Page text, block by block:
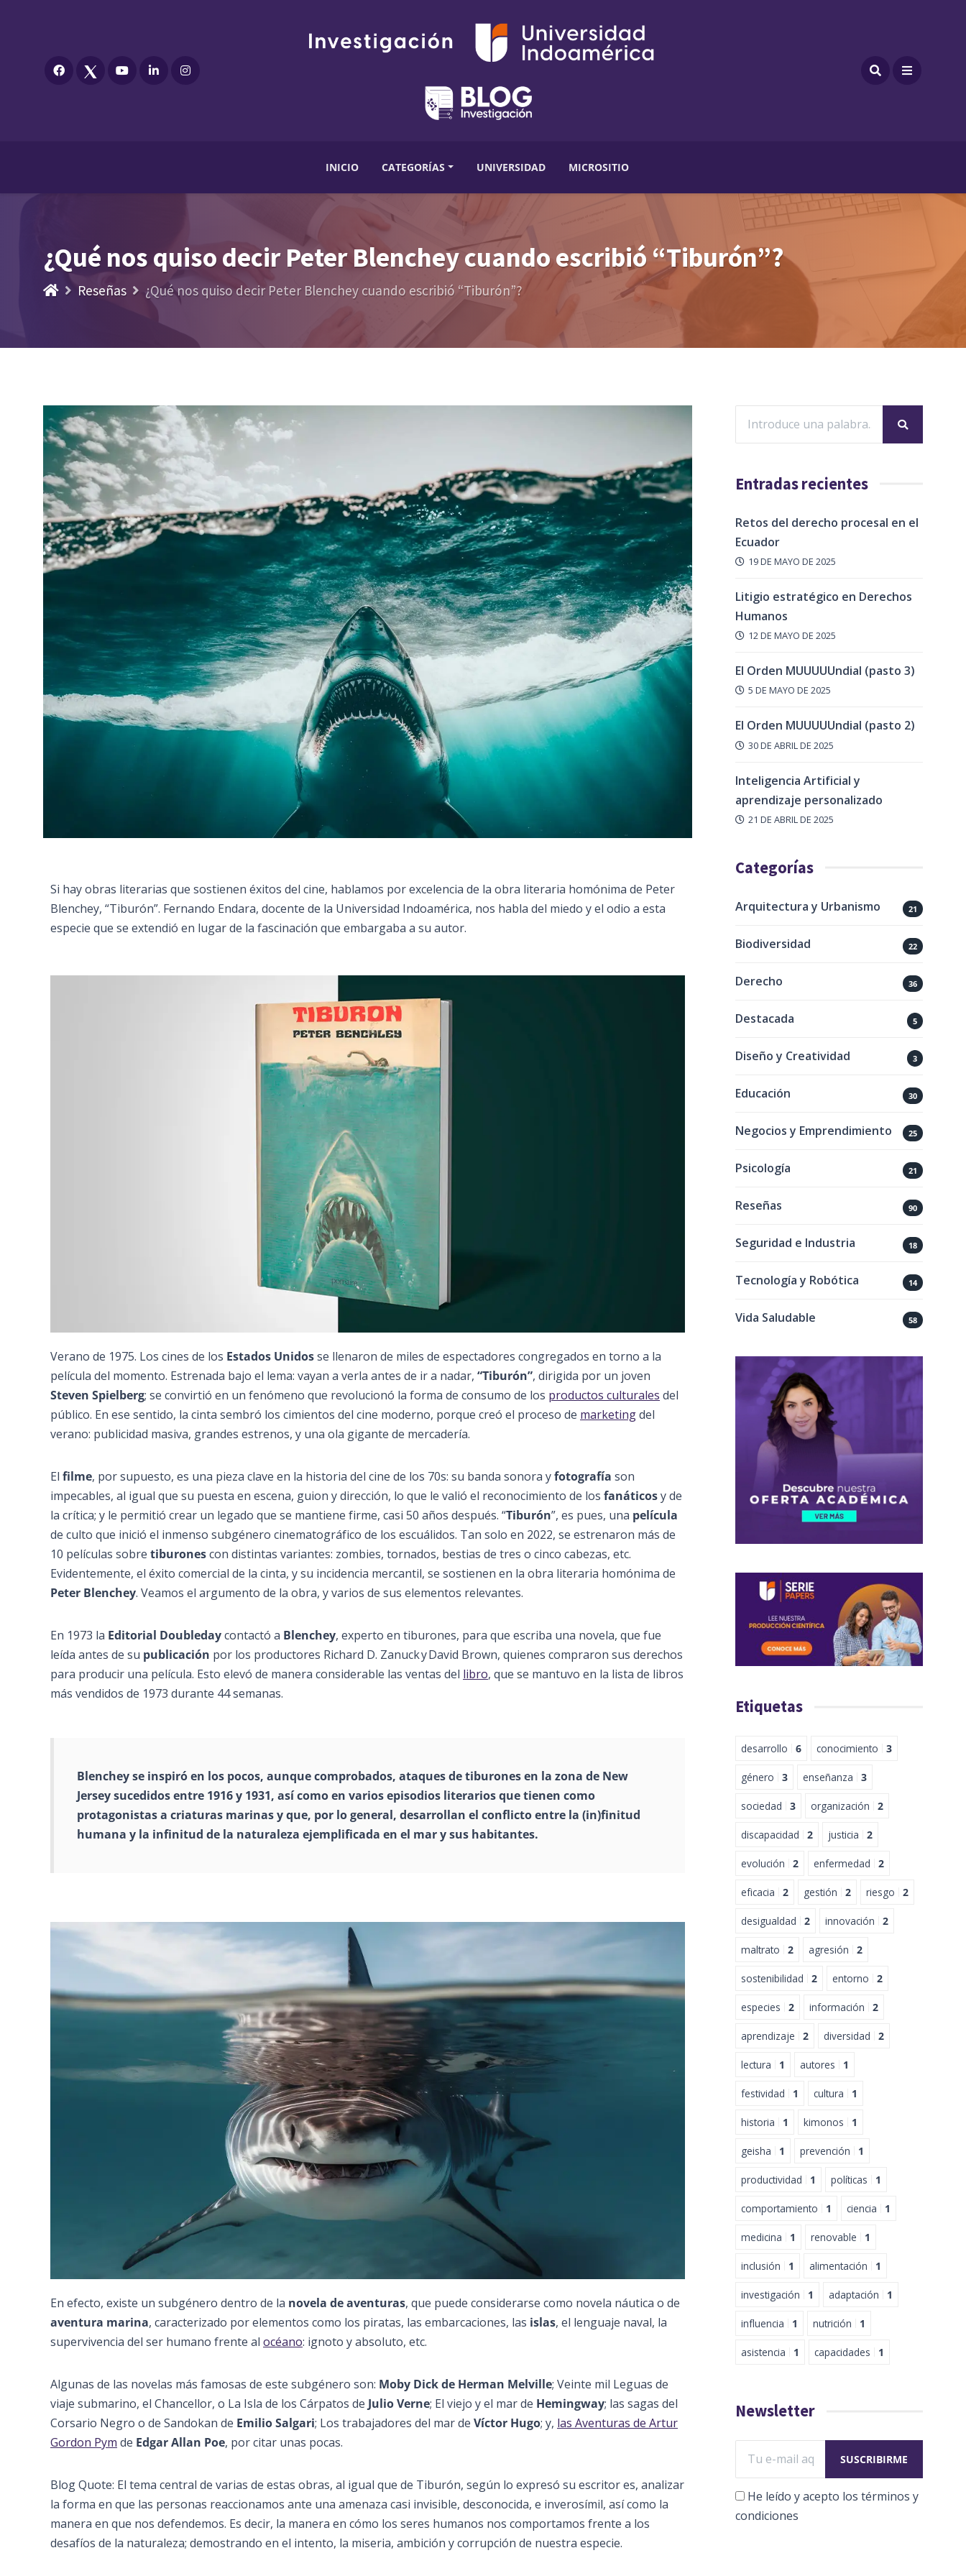
INICIO CATEGORÍAS UNIVERSIDAD MICROSITIO
¿Qué nos quiso decir Peter Blenchey cuando escribió “Tiburón”?
Reseñas ¿Qué nos quiso decir Peter Blenchey cuando escribió “Tiburón”?
Si hay obras literarias que sostienen éxitos del cine, hablamos por excelencia de la obra literaria homónima de Peter
Blenchey, “Tiburón”. Fernando Endara, docente de la Universidad Indoamérica, nos habla del miedo y el odio a esta
especie que se extendió en lugar de la fascinación que embargaba a su autor.
Verano de 1975. Los cines de los Estados Unidosse llenaron de miles de espectadores congregados en torno a la
película del momento. Estrenada bajo el lema: vayan a verla antes de ir a nadar, “Tiburón”, dirigida por un joven
Steven Spielberg; se convirtió en un fenómeno que revolucionó la forma de consumo de los productos culturales del
público. En ese sentido, la cinta sembró los cimientos del cine moderno, porque creó el proceso de marketingdel
verano: publicidad masiva, grandes estrenos, y una ola gigante de mercadería.
El filme, por supuesto, es una pieza clave en la historia del cine de los 70s: su banda sonora yfotografía son
impecables, al igual que su puesta en escena, guion y dirección, lo que le valió el reconocimiento de los fanáticosy de
la crítica; y le permitió crear un legado que se mantiene firme, casi 50 años después. “Tiburón”, es pues, una película
de culto que inició el inmenso subgénero cinematográfico de los escuálidos. Tan solo en 2022, se estrenaron más de
10 películas sobre tiburonescon distintas variantes: zombies, tornados, bestias de tres o cinco cabezas, etc.
Evidentemente, el éxito comercial de la cinta, y su incidencia mercantil, se sostienen en la obra literaria homónima de
Peter Blenchey. Veamos el argumento de la obra, y varios de sus elementos relevantes.
En 1973 la Editorial Doubledaycontactó a Blenchey, experto en tiburones, para que escriba una novela, que fue
leída antes de su publicación por los productores Richard D. Zanuck y David Brown, quienes compraron sus derechos
para producir una película. Esto elevó de manera considerable las ventas del libro, que se mantuvo en la lista de libros
más vendidos de 1973 durante 44 semanas.
Blenchey se inspiró en los pocos, aunque comprobados, ataques de tiburones en la zona de New
Jersey sucedidos entre 1916 y 1931, así como en varios episodios literarios que tienen como
protagonistas a criaturas marinas y que, por lo general, desarrollan el conflicto entre la (in)finitud
humana y la infinitud de la naturaleza ejemplificada en el mar y sus habitantes.
En efecto, existe un subgénero dentro de la novela de aventuras, que puede considerarse como novela náutica o de
aventura marina, caracterizado por elementos como los piratas, las embarcaciones, las islas, el lenguaje naval, la
supervivencia del ser humano frente al océano: ignoto y absoluto, etc.
Algunas de las novelas más famosas de este subgénero son: Moby Dick de Herman Melville; Veinte mil Leguas de
viaje submarino, el Chancellor, o La Isla de los Cárpatos de Julio Verne; El viejo y el mar de Hemingway; las sagas del
Corsario Negro o de Sandokan de Emilio Salgari; Los trabajadores del mar de Víctor Hugo; y, las Aventuras de Artur
Gordon Pym de Edgar Allan Poe, por citar unas pocas.
Blog Quote: El tema central de varias de estas obras, al igual que de Tiburón, según lo expresó su escritor es, analizar
la forma en que las personas reaccionamos ante una amenaza casi invisible, desconocida, e inverosímil, así como la
manera en que nos defendemos. Es decir, la manera en cómo los seres humanos nos comportamos frente a los
desafíos de la naturaleza; demostrando en el intento, la miseria, ambición y corrupción de nuestra especie.
Entradas recientes
Retos del derecho procesal en el
Ecuador
19 DE MAYO DE 2025
Litigio estratégico en Derechos
Humanos
12 DE MAYO DE 2025
El Orden MUUUUUndial (pasto 3)
5 DE MAYO DE 2025
El Orden MUUUUUndial (pasto 2)
30 DE ABRIL DE 2025
Inteligencia Artificial y
aprendizaje personalizado
21 DE ABRIL DE 2025
Categorías
Arquitectura y Urbanismo 21
Biodiversidad 22
Derecho 36
Destacada 5
Diseño y Creatividad 3
Educación 30
Negocios y Emprendimiento 25
Psicología 21
Reseñas 90
Seguridad e Industria 18
Tecnología y Robótica 14
Vida Saludable 58
Etiquetas
desarrollo 6 conocimiento 3
género 3 enseñanza 3
sociedad 3 organización 2
discapacidad 2 justicia 2
evolución 2 enfermedad 2
eficacia 2 gestión 2 riesgo 2
desigualdad 2 innovación 2
maltrato 2 agresión 2
sostenibilidad 2 entorno 2
especies 2 información 2
aprendizaje 2 diversidad 2
lectura 1 autores 1
festividad 1 cultura 1
historia 1 kimonos 1
geisha 1 prevención 1
productividad 1 políticas 1
comportamiento 1 ciencia 1
medicina 1 renovable 1
inclusión 1 alimentación 1
investigación 1 adaptación 1
influencia 1 nutrición 1
asistencia 1 capacidades 1
Newsletter
He leído y acepto los términos y
condiciones